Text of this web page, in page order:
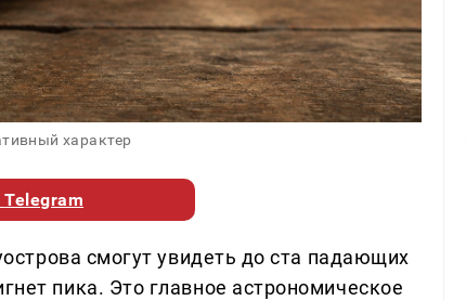
характер
Telegram
смогут увидеть до ста падающих
пика. Это главное астрономическое